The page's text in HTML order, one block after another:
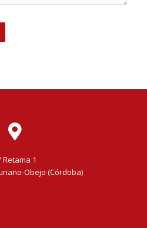
Retama 1
Obejo (Córdoba)